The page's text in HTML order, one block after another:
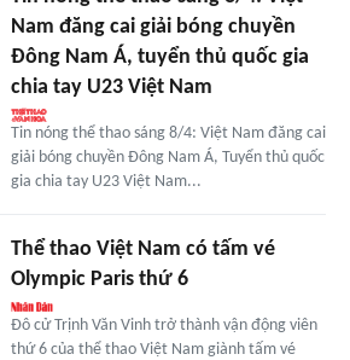
Nam đăng cai giải bóng chuyền
Đông Nam Á, tuyển thủ quốc gia
chia tay U23 Việt Nam
Tin nóng thể thao sáng 8/4: Việt Nam đăng cai
giải bóng chuyền Đông Nam Á, Tuyển thủ quốc
gia chia tay U23 Việt Nam...
Thể thao Việt Nam có tấm vé
Olympic Paris thứ 6
Đô cử Trịnh Văn Vinh trở thành vận động viên
thứ 6 của thể thao Việt Nam giành tấm vé